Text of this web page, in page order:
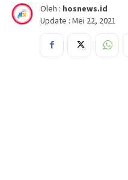
Oleh : hosnews.id
Update : Mei 22, 2021